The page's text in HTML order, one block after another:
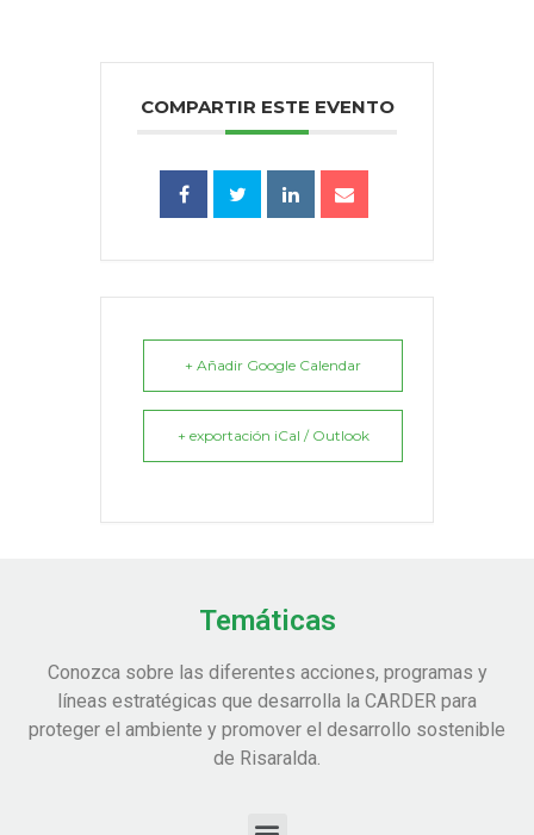
COMPARTIR ESTE EVENTO
+ Añadir Google Calendar
+ exportación iCal / Outlook
Temáticas
Conozca sobre las diferentes acciones, programas y
líneas estratégicas que desarrolla la CARDER para
proteger el ambiente y promover el desarrollo sostenible
de Risaralda.